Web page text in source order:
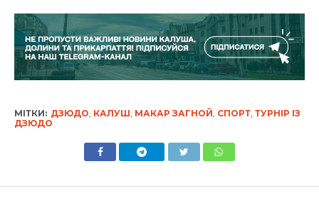
МІТКИ: ДЗЮДО КАЛУШ МАКАР ЗАГНОЙ СПОРТ, ТУРНІР ІЗ
ДЗЮДО